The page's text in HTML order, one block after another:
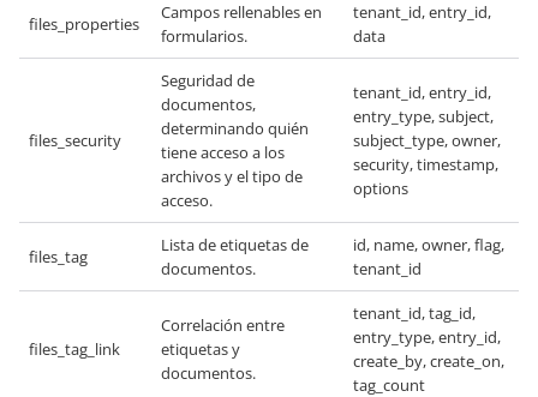
files_properties
Campos rellenables en
formularios.
tenant_id, entry_id,
data
files_security
Seguridad de
documentos,
determinando quién
tiene acceso a los
archivos y el tipo de
acceso.
tenant_id, entry_id,
entry_type, subject,
subject_type, owner,
security, timestamp,
options
files_tag
Lista de etiquetas de
documentos.
id, name, owner, flag,
tenant_id
files_tag_link
Correlación entre
etiquetas y
documentos.
tenant_id, tag_id,
entry_type, entry_id,
create_by, create_on,
tag_count